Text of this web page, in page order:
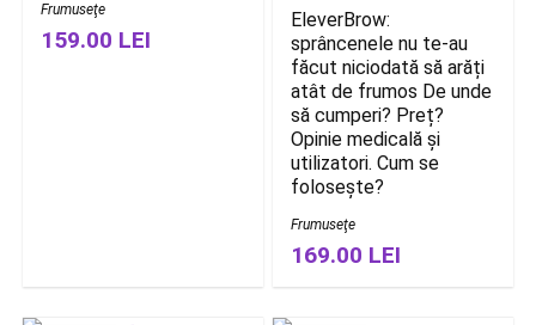
Frumuseţe
159.00 LEI
EleverBrow:
sprâncenele nu te-au
făcut niciodată să arăți
atât de frumos De unde
să cumperi? Preț?
Opinie medicală și
utilizatori. Cum se
folosește?
Frumuseţe
169.00 LEI